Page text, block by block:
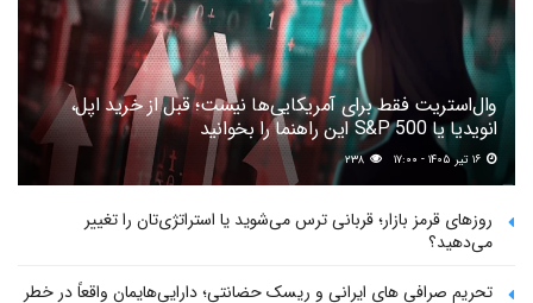
وال‌استریت فقط برای آمریکایی‌ها نیست؛ قبل از خرید اپل،
انویدیا یا S&P 500 این راهنما را بخوانید
۲۳۸
روزهای قرمز بازار؛ قربانی ترس می‌شوید یا استراتژی‌تان را تغییر
می‌دهید؟
تحریم صرافی های ایرانی و ریسک حضانتی؛ دارایی‌هایمان واقعاً در خطر